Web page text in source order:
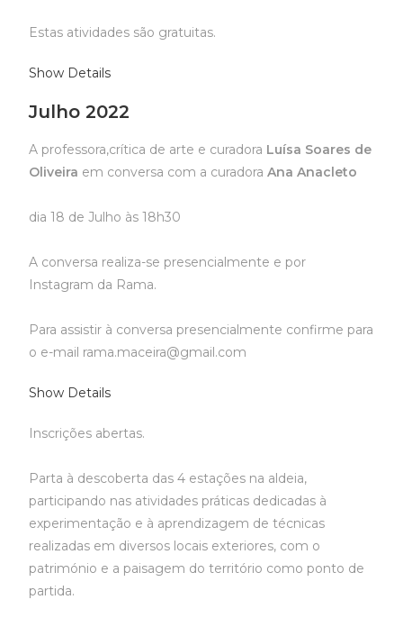
Estas atividades são gratuitas.
Show Details
Julho 2022
A professora,crítica de arte e curadora Luísa Soares de
Oliveira em conversa com a curadoraAna Anacleto
dia 18 de Julho às 18h30
A conversa realiza-se presencialmente e por
Instagram da Rama.
Para assistir à conversa presencialmente confirme para
o e-mail rama.maceira@gmail.com
Show Details
Inscrições abertas.
Parta à descoberta das 4 estações na aldeia,
participando nas atividades práticas dedicadas à
experimentação e à aprendizagem de técnicas
realizadas em diversos locais exteriores, com o
património e a paisagem do território como ponto de
partida.